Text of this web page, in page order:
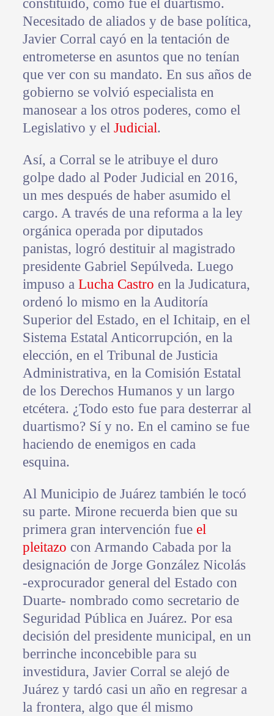
constituido, como fue el duartismo.
Necesitado de aliados y de base política,
Javier Corral cayó en la tentación de
entrometerse en asuntos que no tenían
que ver con su mandato. En sus años de
gobierno se volvió especialista en
manosear a los otros poderes, como el
Legislativo y el Judicial.
Así, a Corral se le atribuye el duro
golpe dado al Poder Judicial en 2016,
un mes después de haber asumido el
cargo. A través de una reforma a la ley
orgánica operada por diputados
panistas, logró destituir al magistrado
presidente Gabriel Sepúlveda. Luego
impuso a Lucha Castro en la Judicatura,
ordenó lo mismo en la Auditoría
Superior del Estado, en el Ichitaip, en el
Sistema Estatal Anticorrupción, en la
elección, en el Tribunal de Justicia
Administrativa, en la Comisión Estatal
de los Derechos Humanos y un largo
etcétera. ¿Todo esto fue para desterrar al
duartismo? Sí y no. En el camino se fue
haciendo de enemigos en cada
esquina.
Al Municipio de Juárez también le tocó
su parte. Mirone recuerda bien que su
primera gran intervención fue el
pleitazo con Armando Cabada por la
designación de Jorge González Nicolás
-exprocurador general del Estado con
Duarte- nombrado como secretario de
Seguridad Pública en Juárez. Por esa
decisión del presidente municipal, en un
berrinche inconcebible para su
investidura, Javier Corral se alejó de
Juárez y tardó casi un año en regresar a
la frontera, algo que él mismo